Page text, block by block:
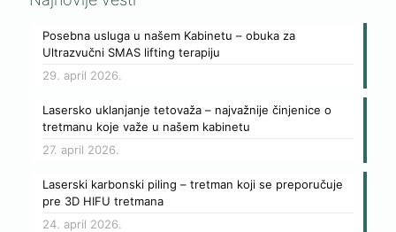
Posebna usluga u našem Kabinetu – obuka za
Ultrazvučni SMAS lifting terapiju
29. april 2026.
Lasersko uklanjanje tetovaža – najvažnije činjenice o
tretmanu koje važe u našem kabinetu
27. april 2026.
Laserski karbonski piling – tretman koji se preporučuje
pre 3D HIFU tretmana
24. april 2026.